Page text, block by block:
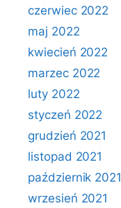
czerwiec 2022
maj 2022
kwiecień 2022
marzec 2022
luty 2022
styczeń 2022
grudzień 2021
listopad 2021
październik 2021
wrzesień 2021